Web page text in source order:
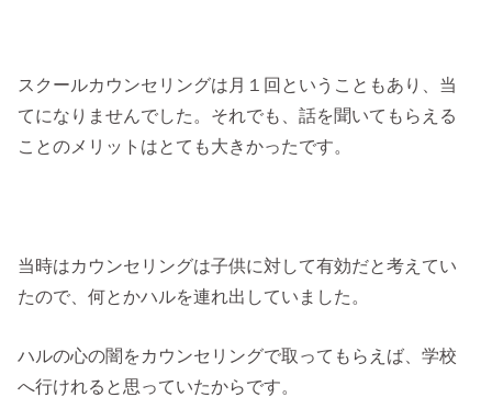
スクールカウンセリングは月１回ということもあり、当
てになりませんでした。それでも、話を聞いてもらえる
ことのメリットはとても大きかったです。
当時はカウンセリングは子供に対して有効だと考えてい
たので、何とかハルを連れ出していました。
ハルの心の闇をカウンセリングで取ってもらえば、学校
へ行けれると思っていたからです。